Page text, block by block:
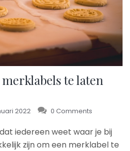
te laten
2022 0 Comments
iedereen weet waar je bij
zijn om een merklabel te